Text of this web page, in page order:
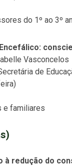
do 1º ao 3º
Vasconcelos
de
e familiares
à redução do